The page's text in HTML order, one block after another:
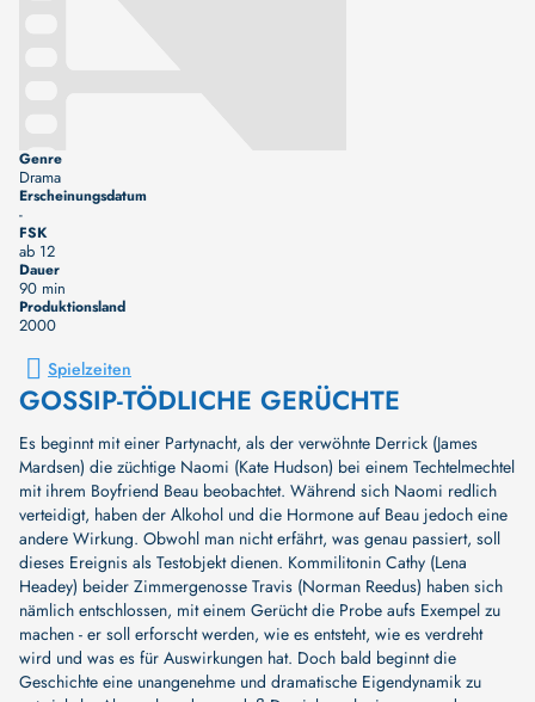
Genre
Drama
Erscheinungsdatum
-
FSK
ab 12
Dauer
90 min
Produktionsland
2000
Spielzeiten
GOSSIP-TÖDLICHE GERÜCHTE
Es beginnt mit einer Partynacht, als der verwöhnte Derrick (James
Mardsen) die züchtige Naomi (Kate Hudson) bei einem Techtelmechtel
mit ihrem Boyfriend Beau beobachtet. Während sich Naomi redlich
verteidigt, haben der Alkohol und die Hormone auf Beau jedoch eine
andere Wirkung. Obwohl man nicht erfährt, was genau passiert, soll
dieses Ereignis als Testobjekt dienen. Kommilitonin Cathy (Lena
Headey) beider Zimmergenosse Travis (Norman Reedus) haben sich
nämlich entschlossen, mit einem Gerücht die Probe aufs Exempel zu
machen - er soll erforscht werden, wie es entsteht, wie es verdreht
wird und was es für Auswirkungen hat. Doch bald beginnt die
Geschichte eine unangenehme und dramatische Eigendynamik zu